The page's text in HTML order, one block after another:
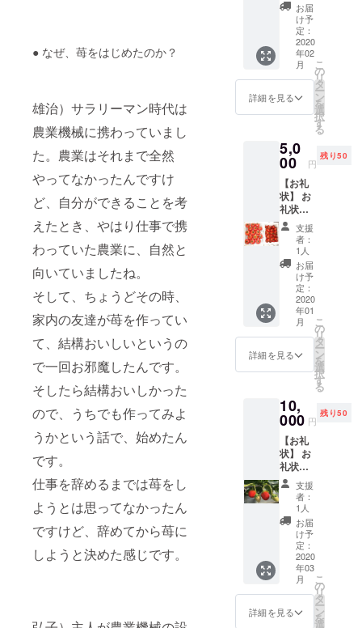
● なぜ、苺をはじめたのか？
雄治）サラリーマン時代は
農業機械に携わっていまし
た。農業はそれまで全然
やってなかったんですけ
ど、自分ができることを考
えたとき、やはり仕事で携
わっていた農業に、自然と
向いていましたね。
そして、ちょうどその時、
家内の友達が苺を作ってい
て、結構おいしいというの
で一回お邪魔したんです。
そしたら結構おいしかった
ので、うちでも作ってみよ
うかという話で、始めたん
です。
仕事を辞めるまでは苺をし
ようとは思ってなかったん
ですけど、辞めてから苺に
しようと決めた感じです。
【苺化
粧箱入
りト
レー1
箱】 滋
賀・彦
根の名
水で育
てた甘
しま
す。 1
トレー
550ｇ、
個数
は、12
個又は
15個で
す。
お届
け予
定：
2020
年02
月
詳細を見る
こ
の
リ
タ
ー
ン
を
選
択
す
る
5,0
00 円
残り50
【お礼
状】 お
礼状を
お送り
しま
す。
【トマ
ト1.5
㎏】 桃
太郎ト
マト・
フル
ティカ
トマ
ト・ア
ミック
スで
す。
支援
者：
1人
お届
け予
定：
2020
年01
月
詳細を見る
こ
の
リ
タ
ー
ン
を
選
択
す
る
10,
000 円
残り50
【お礼
状】 お
礼状を
お送り
しま
す。
【苺狩
り2名様
ご招
待】 苺
狩りは
30分食
べ放題
です。
1週間前
支援
者：
1人
お届
け予
定：
2020
年03
月
詳細を見る
こ
の
リ
タ
ー
ン
を
選